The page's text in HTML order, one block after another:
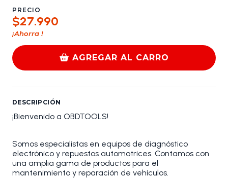
PRECIO
$27.990
¡Ahorra !
AGREGAR AL CARRO
DESCRIPCIÓN
¡Bienvenido a OBDTOOLS!
Somos especialistas en equipos de diagnóstico
electrónico y repuestos automotrices. Contamos con
una amplia gama de productos para el
mantenimiento y reparación de vehículos.